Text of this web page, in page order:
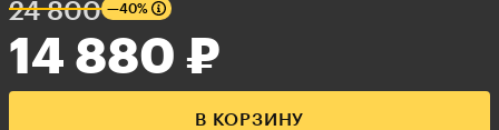
24 800 —40%
14 880 ₽
В КОРЗИНУ